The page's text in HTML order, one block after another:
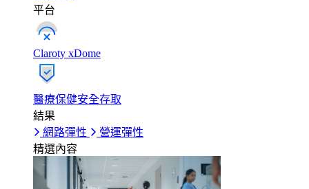
平台
Claroty xDome
醫療保健安全存取
結果
網路彈性
營運彈性
精選內容